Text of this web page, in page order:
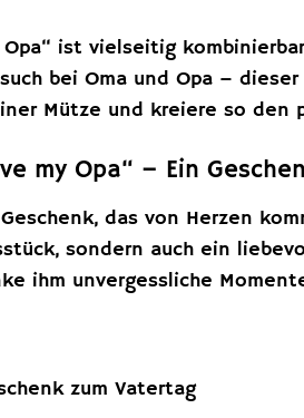
ist vielseitig
bei Oma und Opa –
Mütze und kreiere so den
my Opa“ – Ein
das von Herzen
sondern auch ein
ihm unvergessliche
zum Vatertag